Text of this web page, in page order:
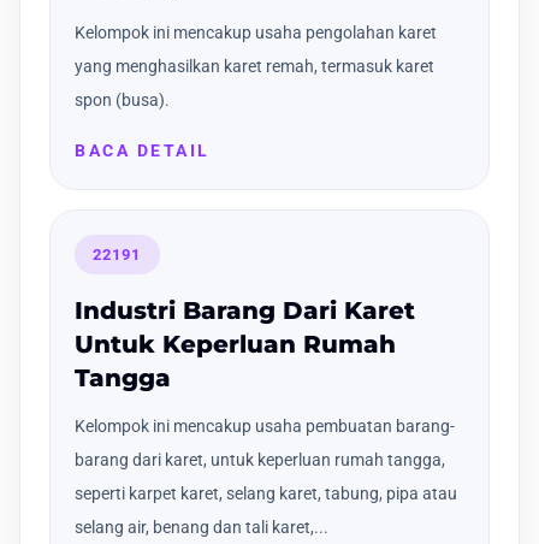
Kelompok ini mencakup usaha pengolahan karet
yang menghasilkan karet remah, termasuk karet
spon (busa).
BACA DETAIL
22191
Industri Barang Dari Karet
Untuk Keperluan Rumah
Tangga
Kelompok ini mencakup usaha pembuatan barang-
barang dari karet, untuk keperluan rumah tangga,
seperti karpet karet, selang karet, tabung, pipa atau
selang air, benang dan tali karet,...